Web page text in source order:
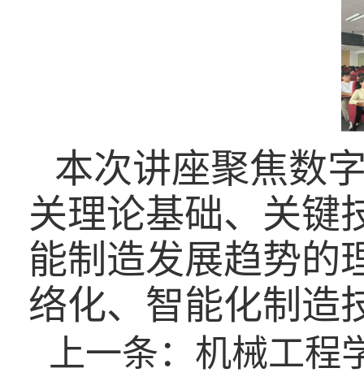
本次讲座聚焦数
关理论基础、关键
能制造发展趋势的
络化、智能化制造
上一条： 机械工程